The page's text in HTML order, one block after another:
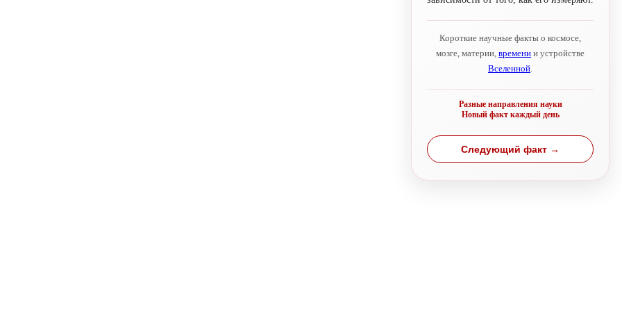
Короткие научные факты о космосе,
мозге, материи, времени и устройстве
Вселенной.
Разные направления науки
Новый факт каждый день
Следующий факт →